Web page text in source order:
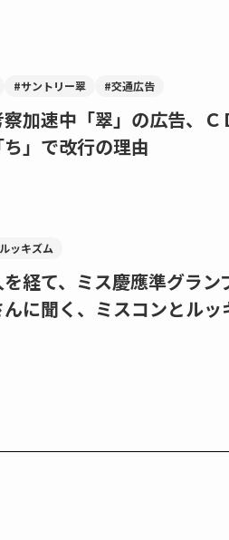
#サントリー翠 #交通広告
察加速中「翠」の広告、Ｃ
」で改行の理由
ッキズム
経て、ミス慶應準グラン
に聞く、ミスコンとルッ